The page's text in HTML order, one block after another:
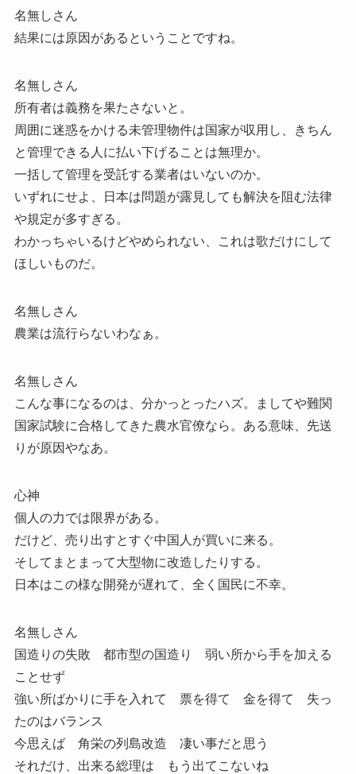
名無しさん
結果には原因があるということですね。
名無しさん
所有者は義務を果たさないと。
周囲に迷惑をかける未管理物件は国家が収用し、きちん
と管理できる人に払い下げることは無理か。
一括して管理を受託する業者はいないのか。
いずれにせよ、日本は問題が露見しても解決を阻む法律
や規定が多すぎる。
わかっちゃいるけどやめられない、これは歌だけにして
ほしいものだ。
名無しさん
農業は流行らないわなぁ。
名無しさん
こんな事になるのは、分かっとったハズ。ましてや難関
国家試験に合格してきた農水官僚なら。ある意味、先送
りが原因やなあ。
心神
個人の力では限界がある。
だけど、売り出すとすぐ中国人が買いに来る。
そしてまとまって大型物に改造したりする。
日本はこの様な開発が遅れて、全く国民に不幸。
名無しさん
国造りの失敗 都市型の国造り 弱い所から手を加える
ことせず
強い所ばかりに手を入れて 票を得て 金を得て 失っ
たのはバランス
今思えば 角栄の列島改造 凄い事だと思う
それだけ、出来る総理は もう出てこないね